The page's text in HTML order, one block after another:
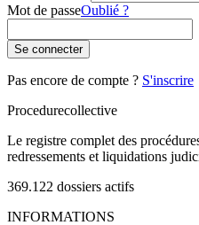
Mot de passeOublié ?
Se connecter
Pas encore de compte ? S'inscrire
Procedurecollective
Le registre complet des
redressements et liquidations
369.122 dossiers actifs
INFORMATIONS